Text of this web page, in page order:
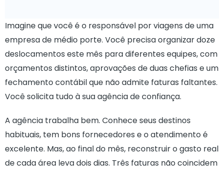
Imagine que você é o responsável por viagens de uma
empresa de médio porte. Você precisa organizar doze
deslocamentos este mês para diferentes equipes, com
orçamentos distintos, aprovações de duas chefias e um
fechamento contábil que não admite faturas faltantes.
Você solicita tudo à sua agência de confiança.
A agência trabalha bem. Conhece seus destinos
habituais, tem bons fornecedores e o atendimento é
excelente. Mas, ao final do mês, reconstruir o gasto real
de cada área leva dois dias. Três faturas não coincidem